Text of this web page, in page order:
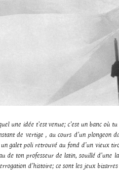
une idée t’est venue; c’est un banc où tu
de vertige , au cours d’un plongeon
un galet poli retrouvé au fond d’un vieux
de ton professeur de latin, souillé d’une
d’histoire; ce sont les jeux